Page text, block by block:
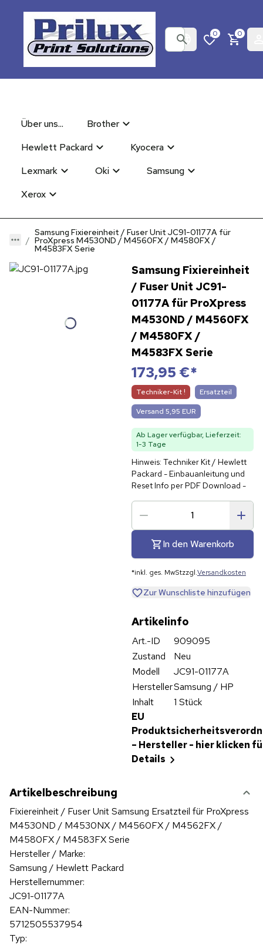
0 0
Über uns...
Brother
Hewlett Packard
Kyocera
Lexmark
Oki
Samsung
Xerox
Samsung Fixiereinheit / Fuser Unit JC91-01177A für
ProXpress M4530ND / M4560FX / M4580FX /
M4583FX Serie
Samsung Fixiereinheit
/ Fuser Unit JC91-
01177A für ProXpress
M4530ND / M4560FX
/ M4580FX /
M4583FX Serie
173,95 €*
Techniker-Kit ! Ersatzteil
Versand 5,95 EUR
Ab Lager verfügbar, Lieferzeit:
1-3 Tage
Hinweis: Techniker Kit / Hewlett
Packard - Einbauanleitung und
Reset Info per PDF Download -
In den Warenkorb
*inkl. ges. MwStzzgl.Versandkosten
Zur Wunschliste hinzufügen
Artikelinfo
Art.-ID
909095
Zustand
Neu
Modell
JC91-01177A
HerstellerSamsung / HP
Inhalt
1 Stück
EU
– Hersteller - hier klicken
Details
Artikelbeschreibung
Fixiereinheit / Fuser Unit Samsung Ersatzteil für ProXpress
M4530ND / M4530NX / M4560FX / M4562FX /
M4580FX / M4583FX Serie
Hersteller / Marke:
Samsung / Hewlett Packard
Herstellernummer:
JC91-01177A
EAN-Nummer:
5712505537954
Typ: